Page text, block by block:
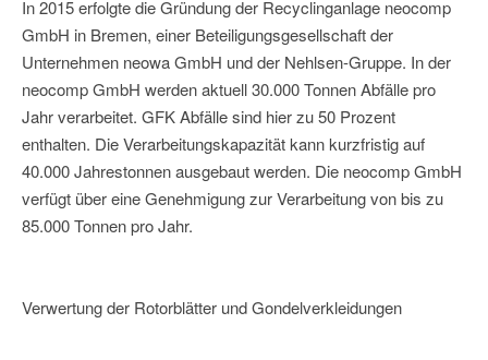
In 2015 erfolgte die Gründung der Recyclinganlage neocomp
GmbH in Bremen, einer Beteiligungsgesellschaft der
Unternehmen neowa GmbH und der Nehlsen-Gruppe. In der
neocomp GmbH werden aktuell 30.000 Tonnen Abfälle pro
Jahr verarbeitet. GFK Abfälle sind hier zu 50 Prozent
enthalten. Die Verarbeitungskapazität kann kurzfristig auf
40.000 Jahrestonnen ausgebaut werden. Die neocomp GmbH
verfügt über eine Genehmigung zur Verarbeitung von bis zu
85.000 Tonnen pro Jahr.
Verwertung der Rotorblätter und Gondelverkleidungen